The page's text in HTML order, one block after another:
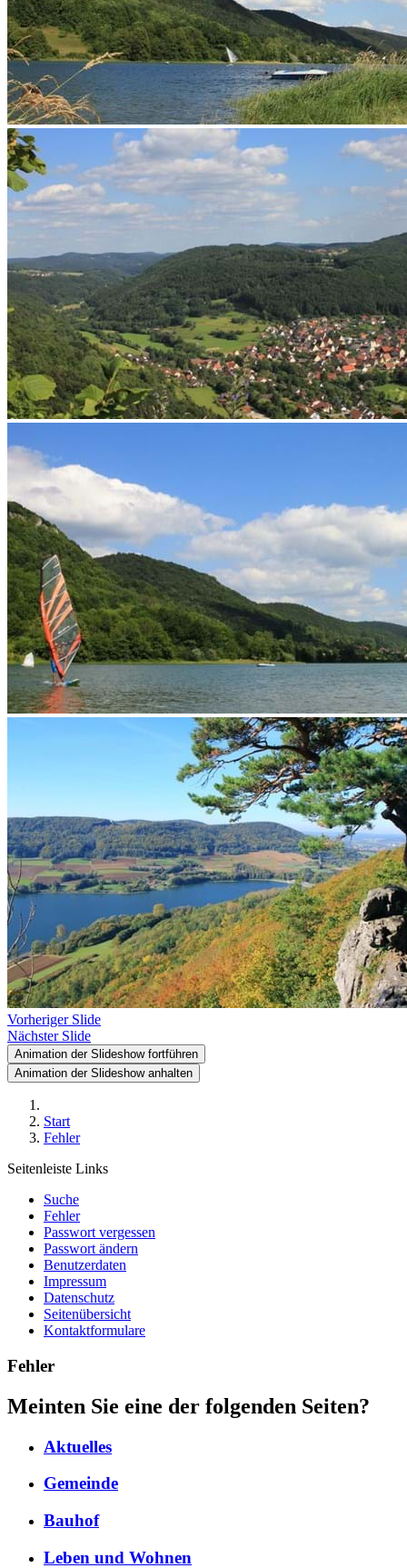
Vorheriger Slide
Nächster Slide
Animation der Slideshow fortführen
Animation der Slideshow anhalten
Start
Fehler
Seitenleiste Links
Suche
Fehler
Passwort vergessen
Passwort ändern
Benutzerdaten
Impressum
Datenschutz
Seitenübersicht
Kontaktformulare
Fehler
Meinten Sie eine der folgenden Seiten?
Aktuelles
Gemeinde
Bauhof
Leben und Wohnen